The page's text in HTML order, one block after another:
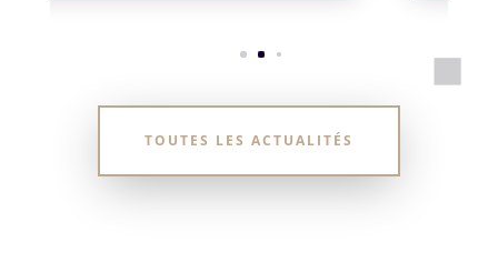
TOUTES LES ACTUALITÉS